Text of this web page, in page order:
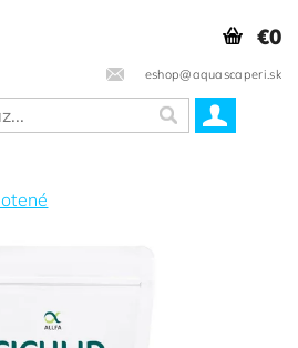
eshop@aquascaperi.sk
€0